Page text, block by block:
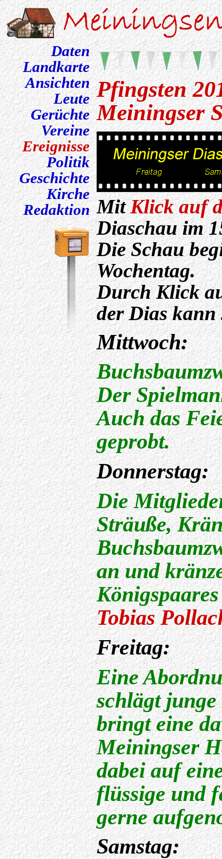
Daten
Landkarte
Ansichten
Leute
Gerüchte
Vereine
Ereignisse
Politik
Geschichte
Kirche
Redaktion
Pfingsten
Meiningser
MitKlick auf
Diaschau im
Die Schau
Wochentag.
Durch Klick
der Dias kann
Mittwoch:
Der
Auch das
geprobt.
Donnerstag:
Die
Sträuße,
an und
Tobias
Freitag:
Eine
schlägt
bringt eine
Meiningser
dabei auf
flüssige und
gerne
Samstag: